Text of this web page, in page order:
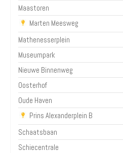
Maastoren
Marten Meesweg
Mathenesserplein
Museumpark
Nieuwe Binnenweg
Oosterhof
Oude Haven
Prins Alexanderplein B
Schaatsbaan
Schiecentrale